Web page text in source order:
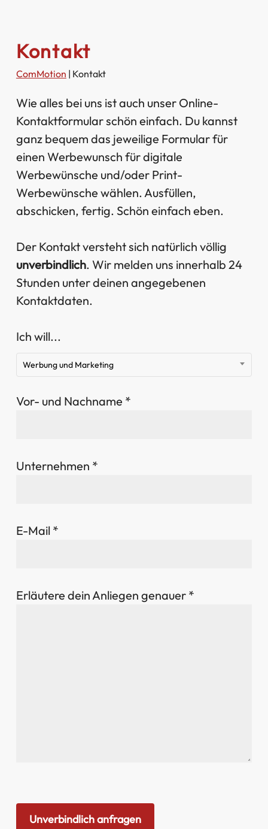
Kontakt
ComMotion | Kontakt
Wie alles bei uns ist auch unser Online-
Kontaktformular schön einfach. Du kannst
ganz bequem das jeweilige Formular für
einen Werbewunsch für digitale
Werbewünsche und/oder Print-
Werbewünsche wählen. Ausfüllen,
abschicken, fertig. Schön einfach eben.
Der Kontakt versteht sich natürlich völlig
unverbindlich. Wir melden uns innerhalb 24
Stunden unter deinen angegebenen
Kontaktdaten.
Ich will...
Werbung und Marketing
Vor- und Nachname *
Unternehmen *
E-Mail *
Erläutere dein Anliegen genauer *